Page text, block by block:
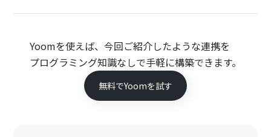
Yoomを使えば、今回ご紹介したような連携を
プログラミング知識なしで手軽に構築できます。
無料でYoomを試す